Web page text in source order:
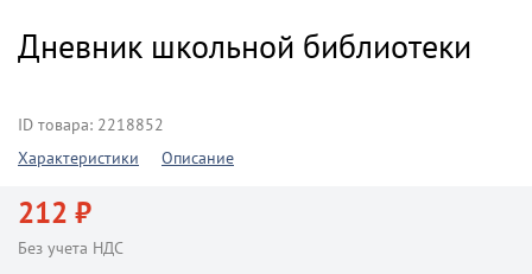
Дневник школьной библиотеки
ID товара: 2218852
Характеристики
Описание
212 ₽
Без учета НДС